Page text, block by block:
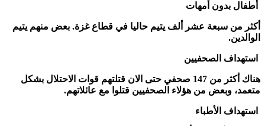
أطفال بدون أمهات
أكثر من سبعة عشر ألف يتيم حاليا في قطاع غزة. بعض منهم يتيم
الوالدين.
استهداف الصحفيين
هناك أكثر من 147 صحفي حتى الان قتلتهم قوات الاحتلال بشكل
متعمد، وبعض من هؤلاء الصحفيين قتلوا مع عائلاتهم.
استهداف الأطباء